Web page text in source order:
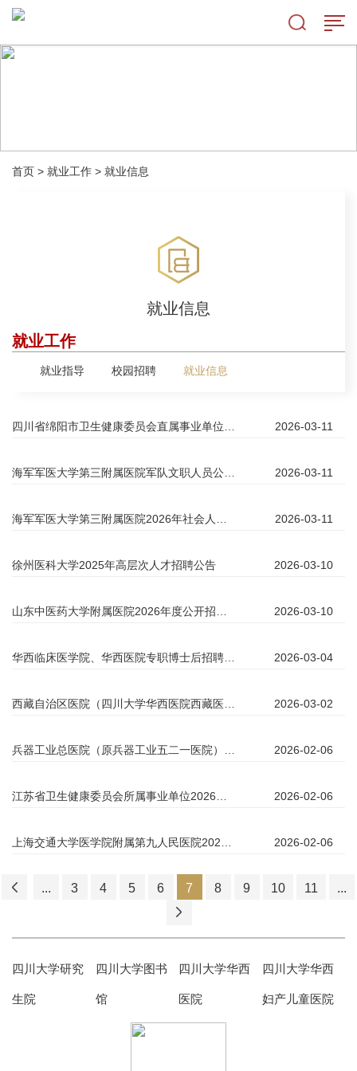
首页 > 就业工作 > 就业信息
就业信息
就业工作
就业指导 校园招聘 就业信息
2026-03-11
2026-03-11
2026-03-11
徐州医科大学2025年高层次人才招聘公告 2026-03-10
2026-03-10
2026-03-04
2026-03-02
2026-02-06
2026-02-06
2026-02-06
... 3 4 5 6 7 8 9 10 11 ...
四川大学研究
生院
四川大学图书
馆
四川大学华西
医院
四川大学华西
妇产儿童医院